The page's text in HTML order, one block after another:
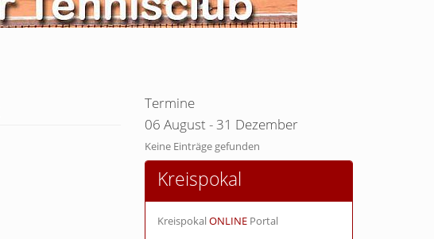
Termine
06 August - 31 Dezember
Keine Einträge gefunden
Kreispokal
KreispokalONLINEPortal